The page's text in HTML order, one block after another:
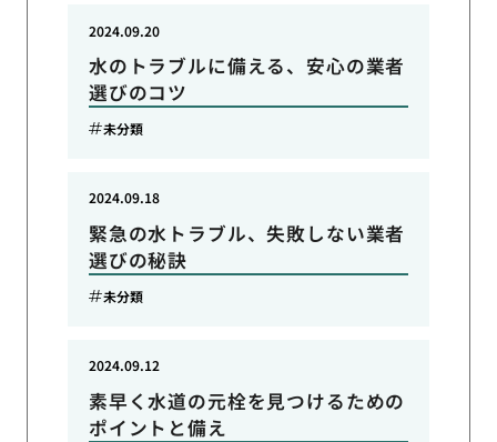
水のトラブルに備える、安心の業者
選びのコツ
2024.09.20
未分類
緊急の水トラブル、失敗しない業者
選びの秘訣
2024.09.18
未分類
素早く水道の元栓を見つけるための
ポイントと備え
2024.09.12